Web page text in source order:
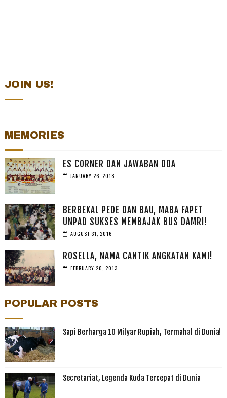
JOIN US!
MEMORIES
ES CORNER DAN JAWABAN DOA
JANUARY 26, 2018
BERBEKAL PEDE DAN BAU, MABA FAPET
UNPAD SUKSES MEMBAJAK BUS DAMRI!
AUGUST 31, 2016
ROSELLA, NAMA CANTIK ANGKATAN KAMI!
FEBRUARY 20, 2013
POPULAR POSTS
Sapi Berharga 10 Milyar Rupiah, Termahal di Dunia!
Secretariat, Legenda Kuda Tercepat di Dunia